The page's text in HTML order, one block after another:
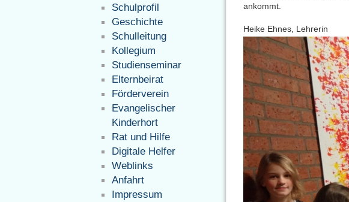
Schulprofil
Geschichte
Schulleitung
Kollegium
Studienseminar
Elternbeirat
Förderverein
Evangelischer
Kinderhort
Rat und Hilfe
Digitale Helfer
Weblinks
Anfahrt
Impressum
ankommt.
Heike Ehnes, Lehrerin